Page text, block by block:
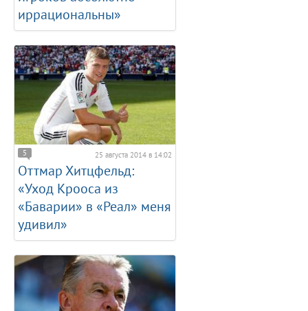
иррациональны»
5 25 августа 2014 в 14:02
Оттмар Хитцфельд:
«Уход Крооса из
«Баварии» в «Реал» меня
удивил»